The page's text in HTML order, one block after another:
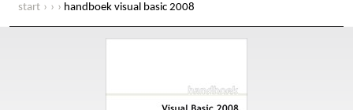
start handboek visual basic 2008